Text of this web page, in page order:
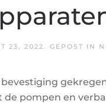
23, 2022. GEPOST IN
pompen en